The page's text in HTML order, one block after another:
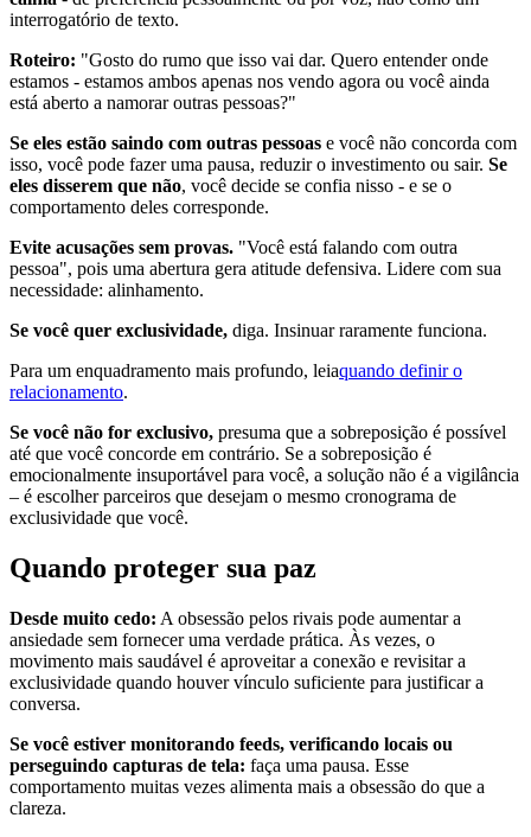
interrogatório de texto.
Roteiro: "Gosto do rumo que isso vai dar. Quero entender onde
estamos - estamos ambos apenas nos vendo agora ou você ainda
está aberto a namorar outras pessoas?"
Se eles estão saindo com outras pessoas e você não concorda com
isso, você pode fazer uma pausa, reduzir o investimento ou sair. Se
eles disserem que não, você decide se confia nisso - e se o
comportamento deles corresponde.
Evite acusações sem provas. "Você está falando com outra
pessoa", pois uma abertura gera atitude defensiva. Lidere com sua
necessidade: alinhamento.
Se você quer exclusividade, diga. Insinuar raramente funciona.
Para um enquadramento mais profundo, leiaquando definir o
relacionamento.
Se você não for exclusivo, presuma que a sobreposição é possível
até que você concorde em contrário. Se a sobreposição é
emocionalmente insuportável para você, a solução não é a vigilância
– é escolher parceiros que desejam o mesmo cronograma de
exclusividade que você.
Quando proteger sua paz
Desde muito cedo: A obsessão pelos rivais pode aumentar a
ansiedade sem fornecer uma verdade prática. Às vezes, o
movimento mais saudável é aproveitar a conexão e revisitar a
exclusividade quando houver vínculo suficiente para justificar a
conversa.
Se você estiver monitorando feeds, verificando locais ou
perseguindo capturas de tela: faça uma pausa. Esse
comportamento muitas vezes alimenta mais a obsessão do que a
clareza.